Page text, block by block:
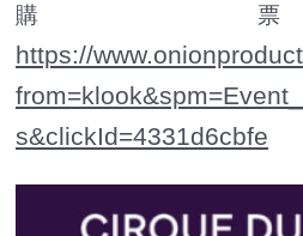
購
https://
s&clickId=4331d6cbfe